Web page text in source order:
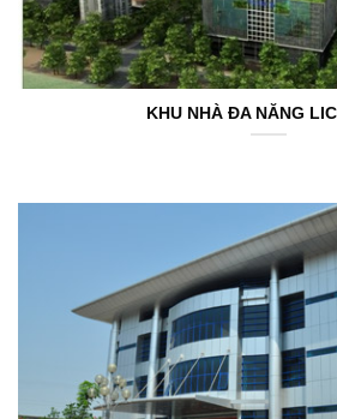
KHU NHÀ ĐA NĂNG